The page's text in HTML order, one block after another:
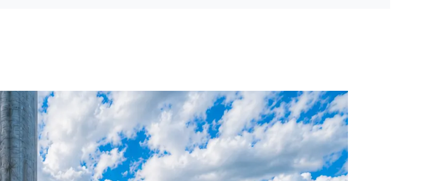
de 200 mm
Semáforos Peatonales
Rojo de alto flujo de 200 mm ...
Semáforos Ciclistas
RYG de alto flujo de 300